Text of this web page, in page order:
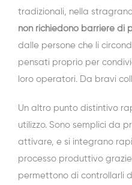
tradizionali, nella
non richiedono barriere di
dalle persone che li
pensati proprio per
loro operatori. Da bravi
Un altro punto distintivo
utilizzo. Sono semplici da
attivare, e si integrano
processo produttivo
permettono di controllarli